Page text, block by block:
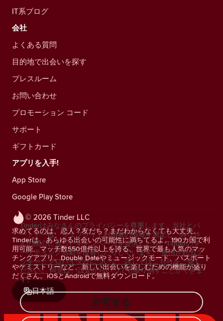
© 2026 Tinder LLC
求めてるのは、恋人？友だち？まだわからなくても大丈夫。
Tinderは、あらゆる出会いの可能性に満ちてるよ。190カ国で利
用可能、マッチ数550億件以上を誇る、世界で最も人気のマッ
チングアプリ。Double Dateやミュージックモード、パスポート
やケミストリーなど、新しい出会いを楽しむための機能が盛り
だくさん。iOSとAndroidで無料ダウンロード。
日本語
IT系ブログ
会社
よくある質問
目的地で出会いを探す
プレスルーム
お問い合わせ
プロモーション コード
サポート
ギフトカード
アプリを入手!
App Store
Google Play Store
Tinderはみなさんのプライバシーを尊重します。当社とパ
ートナーは、ウェブサイト利用者の情報を測定し、みなさ
んの関心に合ったキャンペーンを提供したり、Tinderのマ
ーケティング活動を改善したりしています。 使用されるク
ッキーとプロバイダーについて、詳しくはこちらをご覧く
ださい。 同意は、設定からいつでも取り消すことができま
す。
許可する